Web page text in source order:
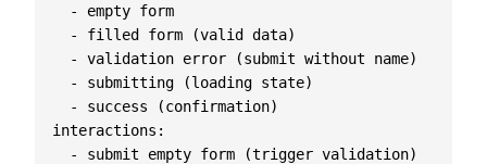
- empty form
- filled form (valid data)
- validation error (submit without name)
- submitting (loading state)
- success (confirmation)
interactions :
- submit empty form (trigger validation)